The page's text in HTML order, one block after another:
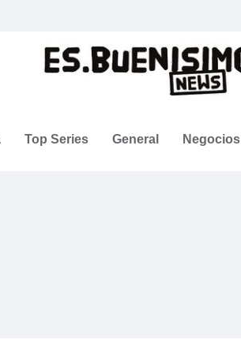
Top Series General Negocios